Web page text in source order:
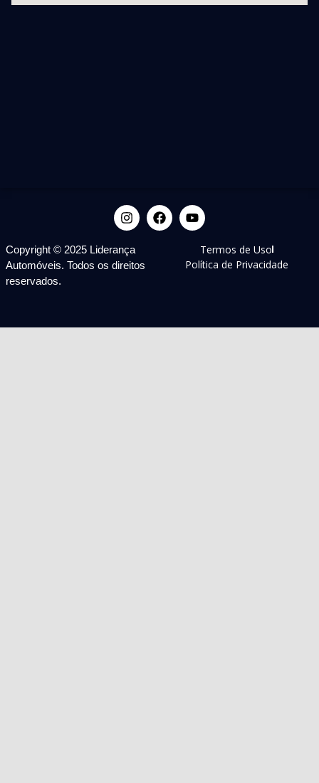
Copyright © 2025 Liderança
Automóveis. Todos os direitos
reservados.
Termos de Uso
Política de Privacidade